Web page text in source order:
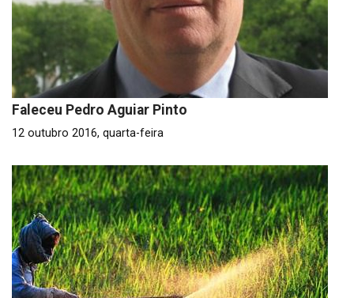
Faleceu Pedro Aguiar Pinto
12 outubro 2016, quarta-feira